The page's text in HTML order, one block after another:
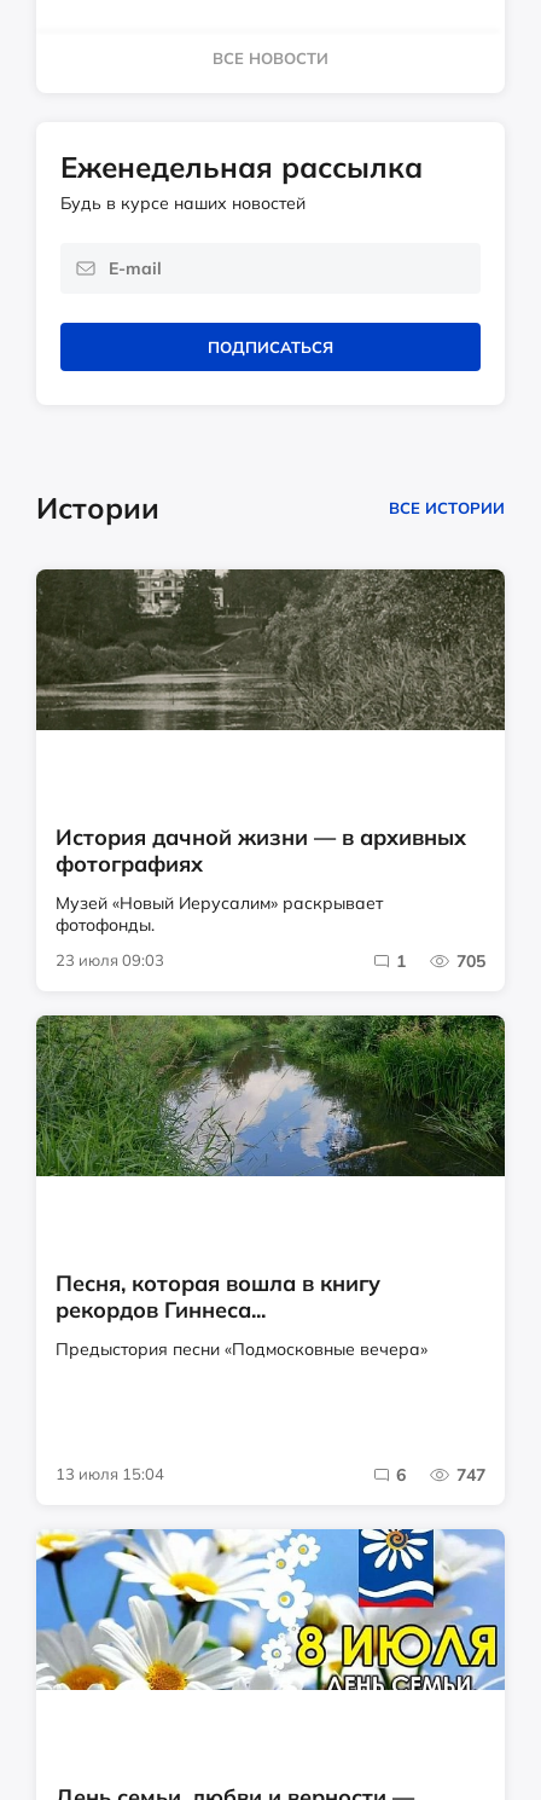
ВСЕ НОВОСТИ
Еженедельная рассылка
Будь в курсе наших новостей
ПОДПИСАТЬСЯ
Истории ВСЕ ИСТОРИИ
История дачной жизни — в архивных
фотографиях
Музей «Новый Иерусалим» раскрывает
фотофонды.
23 июля 09:03 1 705
Песня, которая вошла в книгу
рекордов Гиннеса...
Предыстория песни «Подмосковные вечера»
13 июля 15:04 6 747